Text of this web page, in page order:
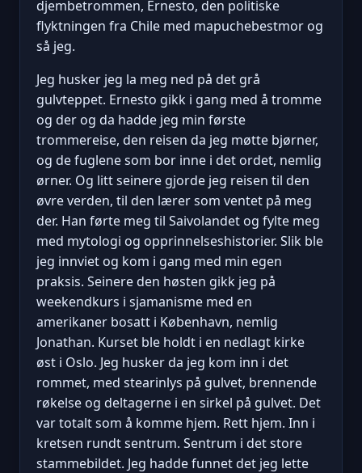
djembetrommen, Ernesto, den politiske
flyktningen fra Chile med mapuchebestmor og
så jeg.
Jeg husker jeg la meg ned på det grå
gulvteppet. Ernesto gikk i gang med å tromme
og der og da hadde jeg min første
trommereise, den reisen da jeg møtte bjørner,
og de fuglene som bor inne i det ordet, nemlig
ørner. Og litt seinere gjorde jeg reisen til den
øvre verden, til den lærer som ventet på meg
der. Han førte meg til Saivolandet og fylte meg
med mytologi og opprinnelseshistorier. Slik ble
jeg innviet og kom i gang med min egen
praksis. Seinere den høsten gikk jeg på
weekendkurs i sjamanisme med en
amerikaner bosatt i København, nemlig
Jonathan. Kurset ble holdt i en nedlagt kirke
øst i Oslo. Jeg husker da jeg kom inn i det
rommet, med stearinlys på gulvet, brennende
røkelse og deltagerne i en sirkel på gulvet. Det
var totalt som å komme hjem. Rett hjem. Inn i
kretsen rundt sentrum. Sentrum i det store
stammebildet. Jeg hadde funnet det jeg lette